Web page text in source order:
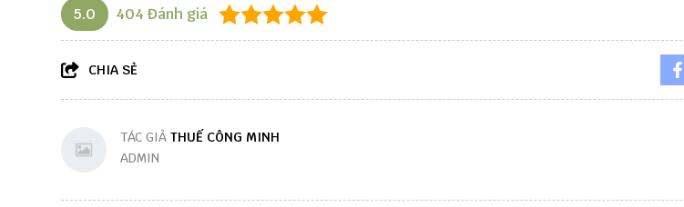
5.0 404 Đánh giá
CHIA SẺ
TÁC GIẢ THUẾ CÔNG MINH
ADMIN